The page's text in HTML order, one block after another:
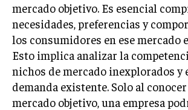
AGENCIAS DE MARKETING
AGENCIAS DE
VENTA DE ENLACES
MARKETING DIGITAL
PUBLICIDAD
mercado objetivo. Es esencial
necesidades, preferencias y
los consumidores en ese mercado
Esto implica analizar la
nichos de mercado inexplorados y
demanda existente. Solo al
mercado objetivo, una empresa